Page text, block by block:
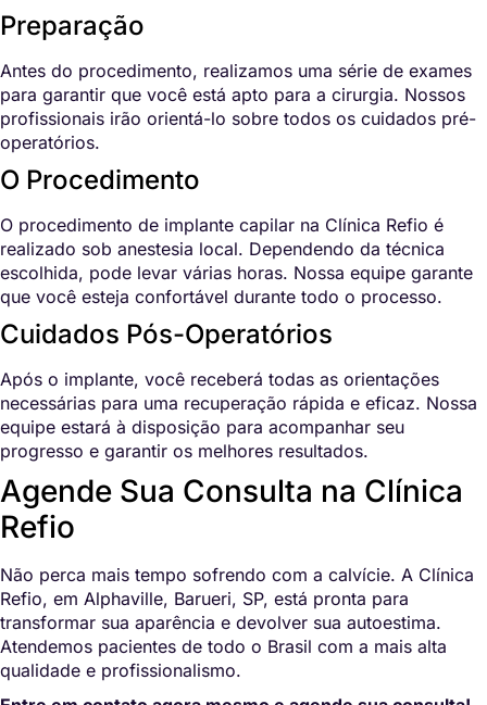
Preparação
Antes do procedimento, realizamos uma série de exames
para garantir que você está apto para a cirurgia. Nossos
profissionais irão orientá-lo sobre todos os cuidados pré-
operatórios.
O Procedimento
O procedimento de implante capilar na Clínica Refio é
realizado sob anestesia local. Dependendo da técnica
escolhida, pode levar várias horas. Nossa equipe garante
que você esteja confortável durante todo o processo.
Cuidados Pós-Operatórios
Após o implante, você receberá todas as orientações
necessárias para uma recuperação rápida e eficaz. Nossa
equipe estará à disposição para acompanhar seu
progresso e garantir os melhores resultados.
Agende Sua Consulta na Clínica
Refio
Não perca mais tempo sofrendo com a calvície. A Clínica
Refio, em Alphaville, Barueri, SP, está pronta para
transformar sua aparência e devolver sua autoestima.
Atendemos pacientes de todo o Brasil com a mais alta
qualidade e profissionalismo.